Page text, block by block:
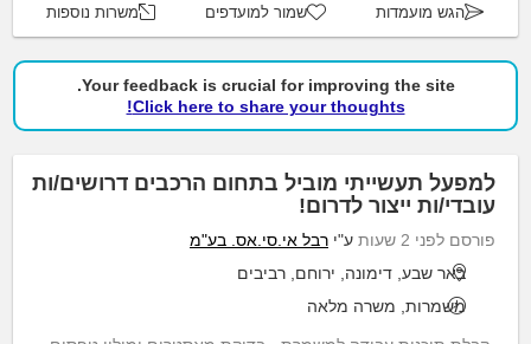
הגש מועמדות שמור למועדפים משרות נוספות
Your feedback is crucial for improving the site.
Click here to share your thoughts!
למפעל תעשייתי מוביל בתחום הרכבים דרושים/ות
עובדי/ות ייצור לדרום!
פורסם לפני 2 שעות ע"י רבל אי.סי.אס. בע"מ
באר שבע, דימונה, ירוחם, רביבים
משמרות, משרה מלאה